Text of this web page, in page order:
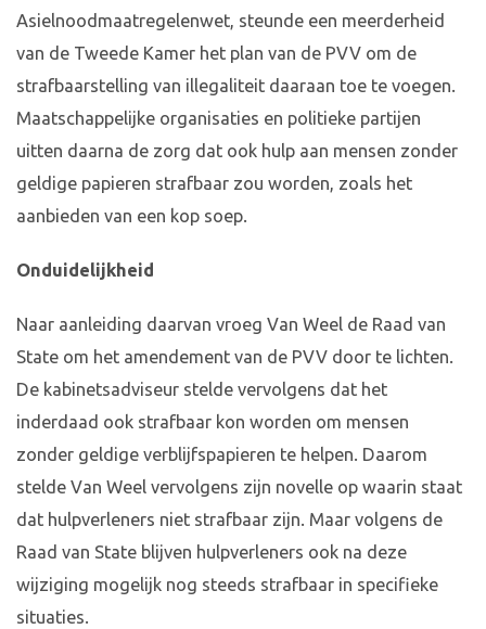
Asielnoodmaatregelenwet, steunde een meerderheid
van de Tweede Kamer het plan van de PVV om de
strafbaarstelling van illegaliteit daaraan toe te voegen.
Maatschappelijke organisaties en politieke partijen
uitten daarna de zorg dat ook hulp aan mensen zonder
geldige papieren strafbaar zou worden, zoals het
aanbieden van een kop soep.
Onduidelijkheid
Naar aanleiding daarvan vroeg Van Weel de Raad van
State om het amendement van de PVV door te lichten.
De kabinetsadviseur stelde vervolgens dat het
inderdaad ook strafbaar kon worden om mensen
zonder geldige verblijfspapieren te helpen. Daarom
stelde Van Weel vervolgens zijn novelle op waarin staat
dat hulpverleners niet strafbaar zijn. Maar volgens de
Raad van State blijven hulpverleners ook na deze
wijziging mogelijk nog steeds strafbaar in specifieke
situaties.